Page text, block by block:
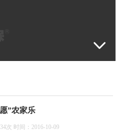
”农家乐
次 时间：2016-10-09